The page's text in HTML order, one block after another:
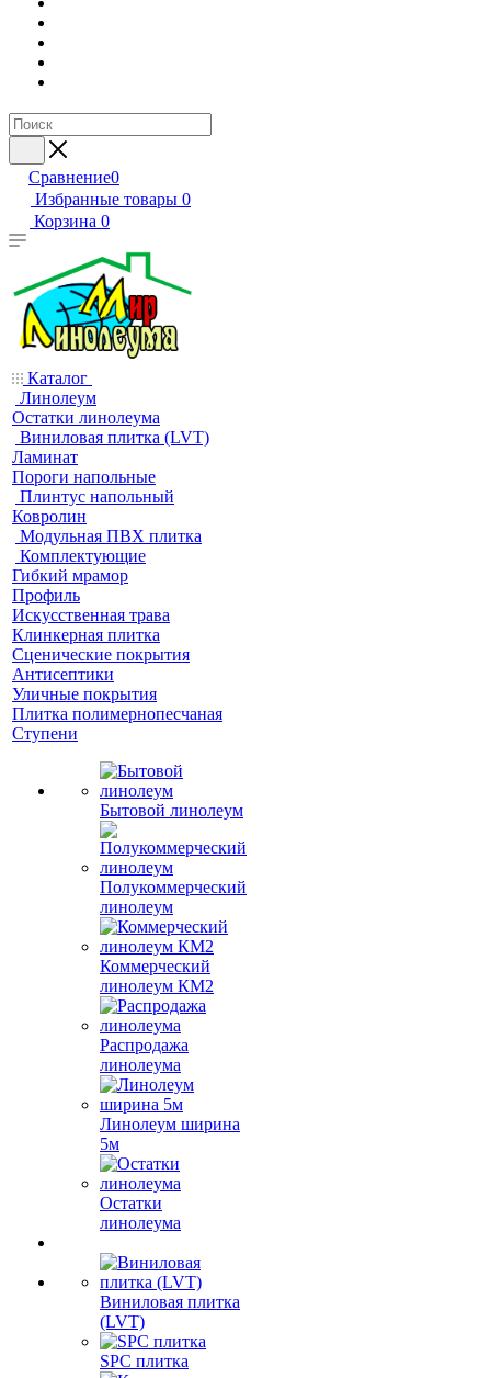
Сравнение0
Избранные товары 0
Корзина 0
Каталог
Линолеум
Остатки линолеума
Виниловая плитка (LVT)
Ламинат
Пороги напольные
Плинтус напольный
Ковролин
Модульная ПВХ плитка
Комплектующие
Гибкий мрамор
Профиль
Искусственная трава
Клинкерная плитка
Сценические покрытия
Антисептики
Уличные покрытия
Плитка полимернопесчаная
Ступени
Бытовой линолеум
Полукоммерческий
линолеум
Коммерческий
линолеум КМ2
Распродажа
линолеума
Линолеум ширина
5м
Остатки
линолеума
Виниловая плитка
(LVT)
SPC плитка